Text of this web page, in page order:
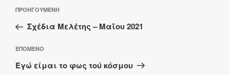
άρθρων
Προηγούμενο
άρθρο
ΠΡΟΗΓΟΎΜΕΝΗ
Σχέδια Μελέτης – Μαΐου 2021
Επόμενο
άρθρο
ΕΠΌΜΕΝΟ
Eγώ είμαι το φως τού κόσμου